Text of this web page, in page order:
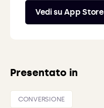
Vedi su App Store
Presentato in
CONVERSIONE